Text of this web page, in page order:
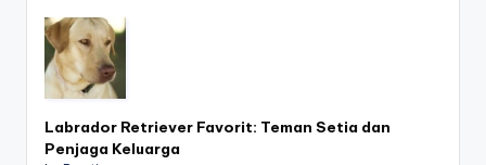
Labrador Retriever Favorit: Teman Setia dan
Penjaga Keluarga